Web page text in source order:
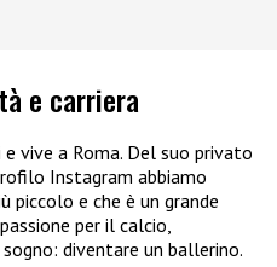
e carriera
e vive a Roma. Del suo privato
Instagram abbiamo
e che è un grande
per il calcio,
diventare un ballerino.